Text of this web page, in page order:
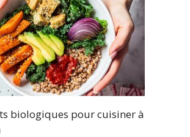
biologiques pour cuisiner à